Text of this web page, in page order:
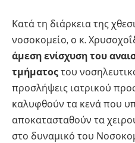
Κατά τη διάρκεια της
νοσοκομείο, ο κ.
άμεση ενίσχυση του
τμήματος του
προσλήψεις ιατρικού
καλυφθούν τα κενά που
αποκατασταθούν τα
στο δυναμικό του